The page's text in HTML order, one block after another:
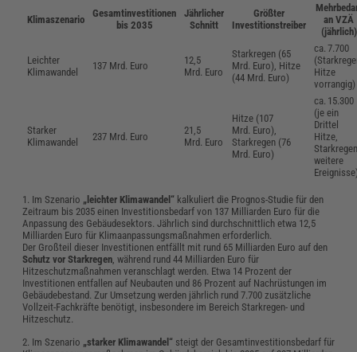
Klimaszenario
Gesamtinvestitionen
bis 2035
Jährlicher
Schnitt
Größter
Investitionstreiber
an VZÄ
(jährlich)
Leichter
Klimawandel
137 Mrd. Euro
12,5
Mrd. Euro
Starkregen (65
Mrd. Euro), Hitze
(44 Mrd. Euro)
ca. 7.700
Hitze
vorrangig)
Starker
Klimawandel
237 Mrd. Euro
21,5
Mrd. Euro
Hitze (107
Mrd. Euro),
Starkregen (76
Mrd. Euro)
ca. 15.300
(je ein
Drittel
Hitze,
weitere
1. Im Szenario „leichter Klimawandel“ kalkuliert die Prognos-Studie für den
Zeitraum bis 2035 einen Investitionsbedarf von 137 Milliarden Euro für die
Anpassung des Gebäudesektors. Jährlich sind durchschnittlich etwa 12,5
Milliarden Euro für Klimaanpassungsmaßnahmen erforderlich.
Der Großteil dieser Investitionen entfällt mit rund 65 Milliarden Euro auf den
Schutz vor Starkregen , während rund 44 Milliarden Euro für
Hitzeschutzmaßnahmen veranschlagt werden. Etwa 14 Prozent der
Investitionen entfallen auf Neubauten und 86 Prozent auf Nachrüstungen im
Gebäudebestand. Zur Umsetzung werden jährlich rund 7.700 zusätzliche
Vollzeit-Fachkräfte benötigt, insbesondere im Bereich Starkregen- und
Hitzeschutz.
2. Im Szenario „starker Klimawandel “ steigt der Gesamtinvestitionsbedarf für